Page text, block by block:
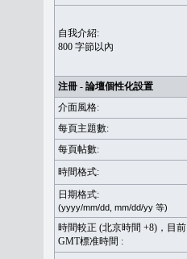
自我介紹:
800 字節以內
注冊 - 論壇個性化設置
介面風格:
每頁主題數:
每頁帖數:
時間格式:
日期格式:
(yyyy/mm/dd, mm/dd/yy 等)
時間較正 (北京時間 +8)，目前
GMT標准時間 :